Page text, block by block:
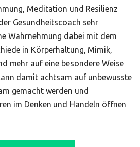
Meditation und Resilienz
Gesundheitscoach sehr
Wahrnehmung dabei mit dem
in Körperhaltung, Mimik,
mehr auf eine besondere Weise
damit achtsam auf unbewusste
gemacht werden und
im Denken und Handeln öffnen